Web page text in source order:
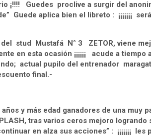
¡!!!! Guedes proclive a surgir del
Guede aplica bien el libreto : ¡¡¡¡¡¡¡
stud Mustafá N° 3 ZETOR, viene
en esta ocasión ¡¡¡¡¡¡ acude a
actual pupilo del entrenador
final.-
y más edad ganadores de una muy
tras varios ceros mejoro logrando
en alza sus acciones” : ¡¡¡¡¡¡¡